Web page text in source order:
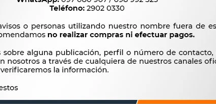
- ULTRA
245 AMALIE
OIL
$12.500
QUIMICOS VARIOS - LIQUIDO
ESPECIAL PARA BATERIA 0.95 LTS.
ROSHFRANS
$63